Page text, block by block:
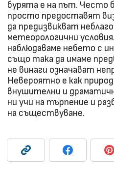
бурята е на път. Често
просто предоставят
да предизвикват
метеорологични
наблюдаваме небето с
също така да имаме
не винаги означават
Невероятно е как
внушителни и
ни учи на търпение и
на съществуване.